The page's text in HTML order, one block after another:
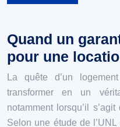
Quand un
pour une
La quête d’un
transformer en un
notamment lorsqu’il
Selon une étude de